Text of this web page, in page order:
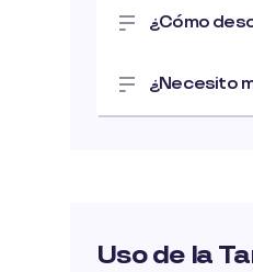
¿Cómo
¿Necesito
Uso de la